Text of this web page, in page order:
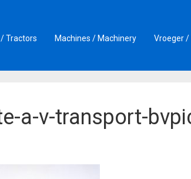
Tractors Machines / Machinery Vroeger /
a-v-transport-